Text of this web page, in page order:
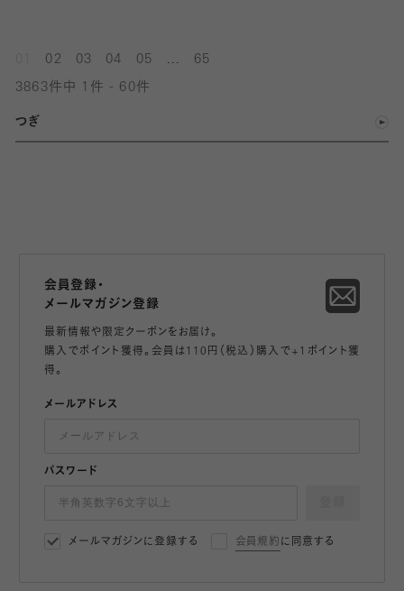
02 03 04 05 65
3863件中 1件 - 60件
つぎ
会員登録・
メールマガジン登録
最新情報や限定クーポンをお届け。
購入でポイント獲得。会員は110円（税込）購入で+1ポイント獲
得。
メールアドレス
パスワード
メールマガジンに登録する 会員規約 に同意する